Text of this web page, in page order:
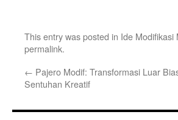
This entry was posted in Ide Modifikasi
permalink.
← Pajero Modif: Transformasi Luar
Sentuhan Kreatif